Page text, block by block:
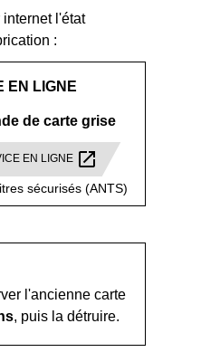
l'état
:
EN LIGNE
de carte grise
EN LIGNE open_in_new
sécurisés (ANTS)
l'ancienne carte
, puis la détruire.